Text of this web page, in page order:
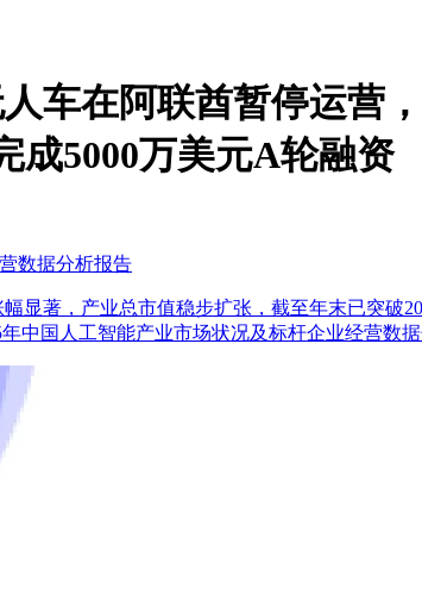
车在阿联酋暂停运营
成5000万美元A轮融资
数据分析报告
显著，产业总市值稳步扩张，截至年末已突
中国人工智能产业市场状况及标杆企业经营数据